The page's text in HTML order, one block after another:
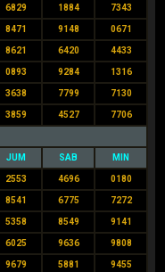
6829 1884 7343
8471 9148 0671
8621 6420 4433
0893 9284 1316
3638 7799 7130
3859 4527 7706
JUM SAB MIN
2553 4696 0180
8541 6775 7272
5358 8549 9141
6025 9636 9808
9679 5881 9455